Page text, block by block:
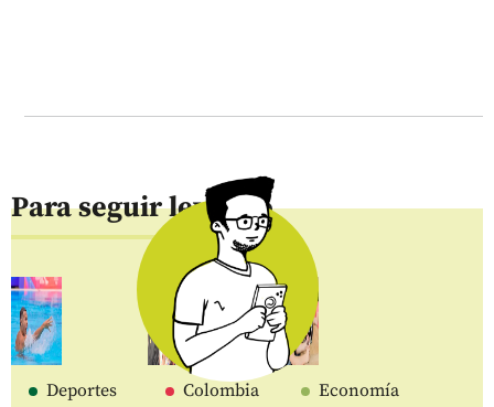
Para seguir leyendo
Deportes Colombia Economía